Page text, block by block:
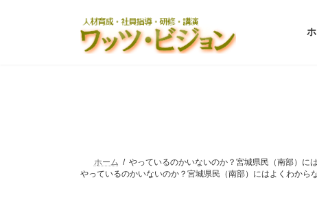
ホーム
やっているのかいないのか？宮城県民（南部）に
やっているのかいないのか？宮城県民（南部）にはよくわか